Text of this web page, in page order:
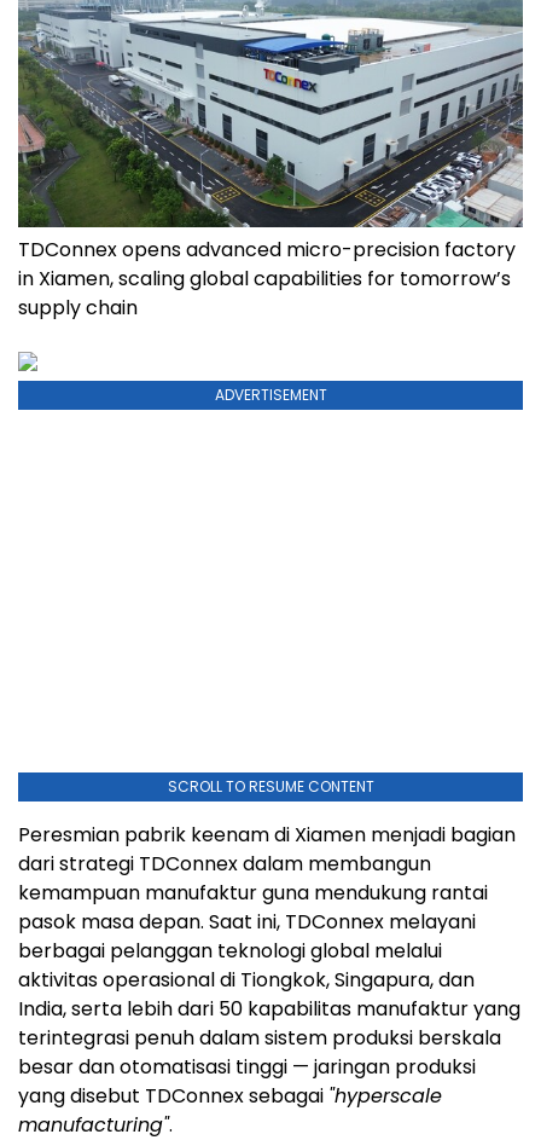
TDConnex opens advanced micro-precision factory
in Xiamen, scaling global capabilities for tomorrow’s
supply chain
ADVERTISEMENT
SCROLL TO RESUME CONTENT
Peresmian pabrik keenam di Xiamen menjadi bagian
dari strategi TDConnex dalam membangun
kemampuan manufaktur guna mendukung rantai
pasok masa depan. Saat ini, TDConnex melayani
berbagai pelanggan teknologi global melalui
aktivitas operasional di Tiongkok, Singapura, dan
India, serta lebih dari 50 kapabilitas manufaktur yang
terintegrasi penuh dalam sistem produksi berskala
besar dan otomatisasi tinggi — jaringan produksi
yang disebut TDConnex sebagai "hyperscale
manufacturing".